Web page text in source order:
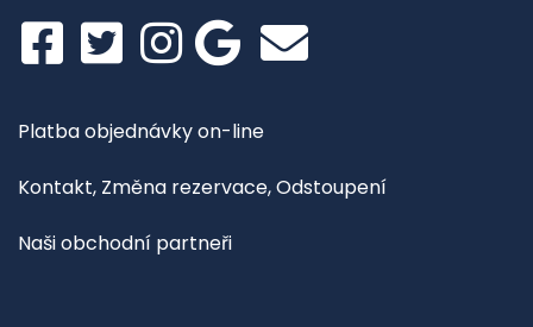
Platba objednávky on-line
Kontakt, Změna rezervace, Odstoupení
Naši obchodní partneři